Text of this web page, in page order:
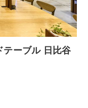
テーブル 日比谷